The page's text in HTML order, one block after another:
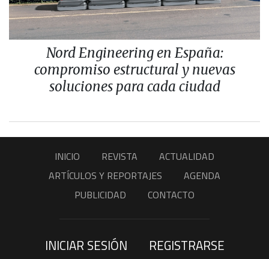
Nord Engineering en España:
compromiso estructural y nuevas
soluciones para cada ciudad
INICIO REVISTA
ACTUALIDAD
ARTÍCULOS Y REPORTAJES
AGENDA
PUBLICIDAD
CONTACTO
INICIAR SESIÓN
REGISTRARSE